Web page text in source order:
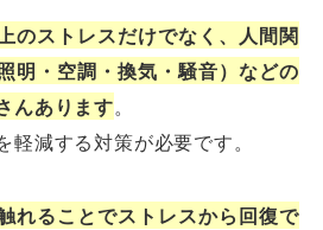
のストレスだけでなく、人間関
明・空調・換気・騒音）などの
んあります。
減する対策が必要です。
れることでストレスから回復で